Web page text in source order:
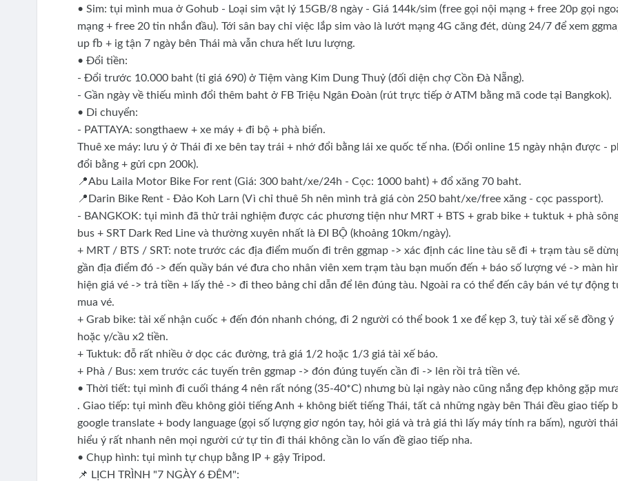
• Sim: tụi mình mua ở Gohub - Loại sim vật lý 15GB/8 ngày - Giá 144k/sim (free gọi nội mạng + free 20p gọi
mạng + free 20 tin nhắn đầu). Tới sân bay chỉ việc lắp sim vào là lướt mạng 4G căng đét, dùng 24/7 để xem
up fb + ig tận 7 ngày bên Thái mà vẫn chưa hết lưu lượng.
• Đổi tiền:
- Đổi trước 10.000 baht (tỉ giá 690) ở Tiệm vàng Kim Dung Thuỷ (đối diện chợ Cồn Đà Nẵng).
- Gần ngày về thiếu mình đổi thêm baht ở FB Triệu Ngân Đoàn (rút trực tiếp ở ATM bằng mã code tại Bangkok).
• Di chuyển:
- PATTAYA: songthaew + xe máy + đi bộ + phà biển.
Thuê xe máy: lưu ý ở Thái đi xe bên tay trái + nhớ đổi bằng lái xe quốc tế nha. (Đổi online 15 ngày nhận được -
đổi bằng + gửi cpn 200k).
📍Abu Laila Motor Bike For rent (Giá: 300 baht/xe/24h - Cọc: 1000 baht) + đổ xăng 70 baht.
📍Darin Bike Rent - Đảo Koh Larn (Vì chỉ thuê 5h nên mình trả giá còn 250 baht/xe/free xăng - cọc passport).
- BANGKOK: tụi mình đã thử trải nghiệm được các phương tiện như MRT + BTS + grab bike + tuktuk + phà
bus + SRT Dark Red Line và thường xuyên nhất là ĐI BỘ (khoảng 10km/ngày).
+ MRT / BTS / SRT: note trước các địa điểm muốn đi trên ggmap -> xác định các line tàu sẽ đi + trạm tàu sẽ
gần địa điểm đó -> đến quầy bán vé đưa cho nhân viên xem trạm tàu bạn muốn đến + báo số lượng vé -> màn
hiện giá vé -> trả tiền + lấy thẻ -> đi theo bảng chỉ dẫn để lên đúng tàu. Ngoài ra có thể đến cây bán vé tự động
mua vé.
+ Grab bike: tài xế nhận cuốc + đến đón nhanh chóng, đi 2 người có thể book 1 xe để kẹp 3, tuỳ tài xế sẽ đồng ý
hoặc y/cầu x2 tiền.
+ Tuktuk: đỗ rất nhiều ở dọc các đường, trả giá 1/2 hoặc 1/3 giá tài xế báo.
+ Phà / Bus: xem trước các tuyến trên ggmap -> đón đúng tuyến cần đi -> lên rồi trả tiền vé.
• Thời tiết: tụi mình đi cuối tháng 4 nên rất nóng (35-40*C) nhưng bù lại ngày nào cũng nắng đẹp không gặp
. Giao tiếp: tụi mình đều không giỏi tiếng Anh + không biết tiếng Thái, tất cả những ngày bên Thái đều giao tiếp
google translate + body language (gọi số lượng giơ ngón tay, hỏi giá và trả giá thì lấy máy tính ra bấm), người
hiểu ý rất nhanh nên mọi người cứ tự tin đi thái không cần lo vấn đề giao tiếp nha.
• Chụp hình: tụi mình tự chụp bằng IP + gậy Tripod.
📌 LỊCH TRÌNH "7 NGÀY 6 ĐÊM":